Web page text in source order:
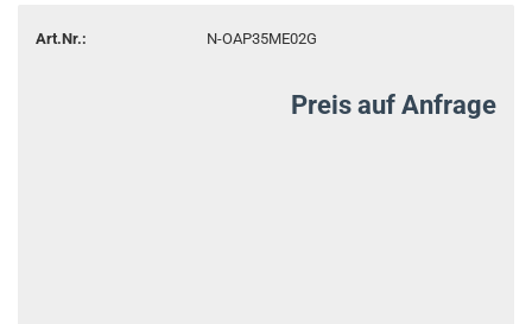
Art.Nr.: N-OAP35ME02G
Preis auf Anfrage